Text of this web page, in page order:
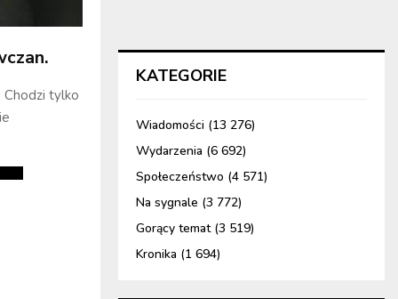
Chodzi tylko
KATEGORIE
Wiadomości (13 276)
Wydarzenia (6 692)
Społeczeństwo (4 571)
Na sygnale (3 772)
Gorący temat(3 519)
Kronika (1 694)